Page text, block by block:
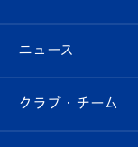
ニュース
すべて
クラブ・チーム